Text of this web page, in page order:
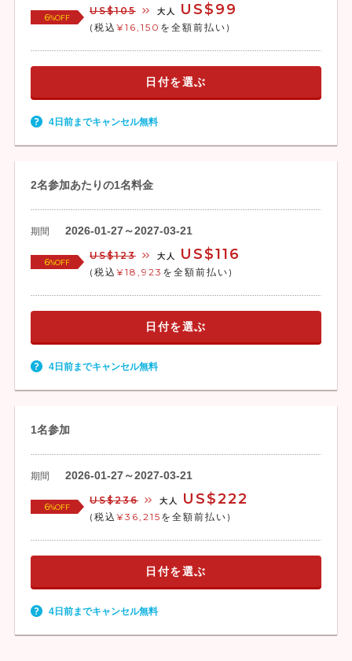
6%OFF
US$105 大人 US$99
(税込 ¥16,150 を全額前払い)
日付を選ぶ
4日前までキャンセル無料
2名参加あたりの1名料金
期間 2026-01-27～2027-03-21
6%OFF
US$123 大人 US$116
(税込 ¥18,923 を全額前払い)
日付を選ぶ
4日前までキャンセル無料
1名参加
期間 2026-01-27～2027-03-21
6%OFF
US$236 大人 US$222
(税込 ¥36,215 を全額前払い)
日付を選ぶ
4日前までキャンセル無料